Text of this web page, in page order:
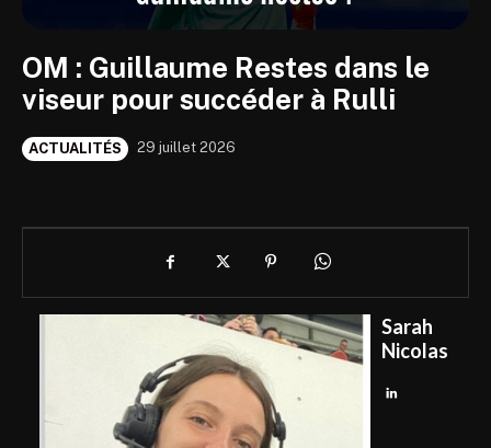
OM : Guillaume Restes dans le
viseur pour succéder à Rulli
ACTUALITÉS 29 juillet 2026
Sarah
Nicolas